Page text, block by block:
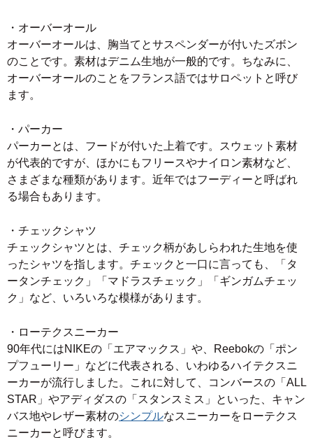
・オーバーオール
オーバーオールは、胸当てとサスペンダーが付いたズボン
のことです。素材はデニム生地が一般的です。ちなみに、
オーバーオールのことをフランス語ではサロペットと呼び
ます。
・パーカー
パーカーとは、フードが付いた上着です。スウェット素材
が代表的ですが、ほかにもフリースやナイロン素材など、
さまざまな種類があります。近年ではフーディーと呼ばれ
る場合もあります。
・チェックシャツ
チェックシャツとは、チェック柄があしらわれた生地を使
ったシャツを指します。チェックと一口に言っても、「タ
ータンチェック」「マドラスチェック」「ギンガムチェッ
ク」など、いろいろな模様があります。
・ローテクスニーカー
90年代にはNIKEの「エアマックス」や、Reebokの「ポン
プフューリー」などに代表される、いわゆるハイテクスニ
ーカーが流行しました。これに対して、コンバースの「ALL
STAR」やアディダスの「スタンスミス」といった、キャン
バス地やレザー素材のシンプルなスニーカーをローテクス
ニーカーと呼びます。